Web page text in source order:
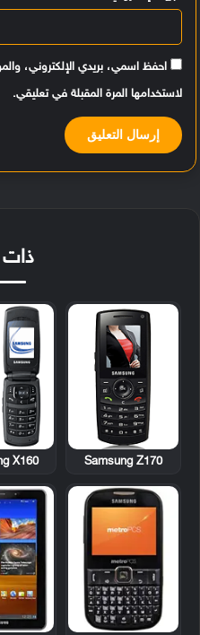
احفظ اسمي، بريدي الإلكتروني،
لاستخدامها المرة المقبلة في تعليقي.
Samsung Z170
X160